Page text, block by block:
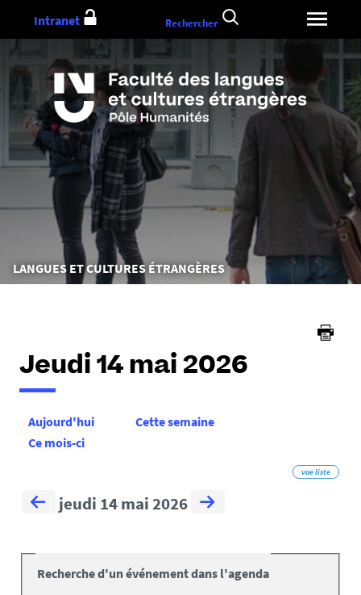
au
Vous
êtes
LANGUES ET CULTURES ÉTRANGÈRES
Intranet Rechercher
Jeudi 14 mai 2026
Aujourd'hui
Cette semaine
Ce mois-ci
vue liste
jeudi 14 mai 2026
Recherche d'un événement dans l'agenda